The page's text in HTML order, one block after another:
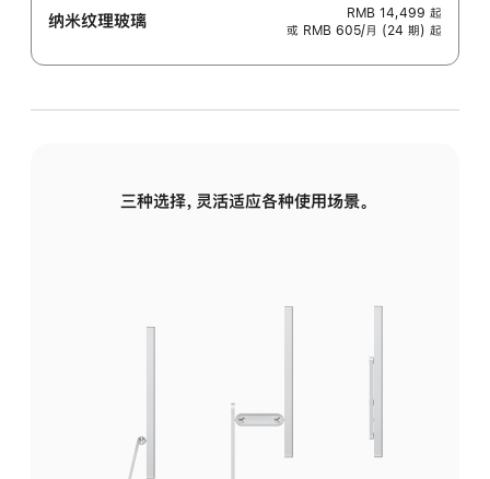
纳米纹理玻璃 RMB 14,499 起
或 RMB 605/月 (24 期) 起
三种选择，灵活适应各种使用场景。